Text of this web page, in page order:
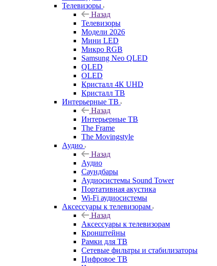
Телевизоры
Назад
Телевизоры
Модели 2026
Мини LED
Микро RGB
Samsung Neo QLED
QLED
OLED
Кристалл 4К UHD
Кристалл ТВ
Интерьерные ТВ
Назад
Интерьерные ТВ
The Frame
The Movingstyle
Аудио
Назад
Аудио
Саундбары
Аудиосистемы Sound Tower
Портативная акустика
Wi-Fi аудиосистемы
Аксессуары к телевизорам
Назад
Аксессуары к телевизорам
Кронштейны
Рамки для ТВ
Сетевые фильтры и стабилизаторы
Цифровое ТВ